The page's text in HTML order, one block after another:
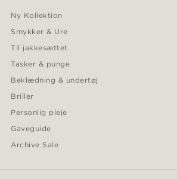
Ny Kollektion
Smykker & Ure
Til jakkesættet
Tasker & punge
Beklædning & undertøj
Briller
Personlig pleje
Gaveguide
Archive Sale